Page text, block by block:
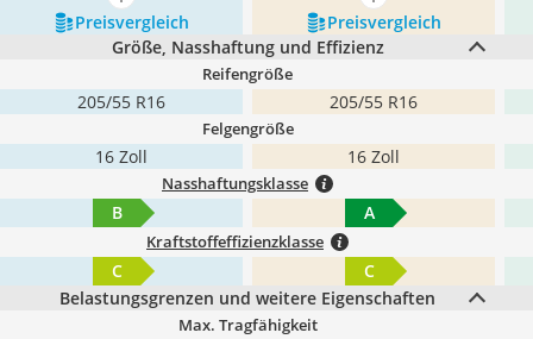
Preis­vergleich
Preis­vergleich
Größe, Nasshaftung und Effizienz
Reifengröße
205/55 R16 205/55 R16
Felgengröße
16 Zoll 16 Zoll
Nasshaftungsklasse
B A
Kraftstoffeffizienzklasse
C
C
Belastungsgrenzen und weitere Eigenschaften
Max. Tragfähigkeit